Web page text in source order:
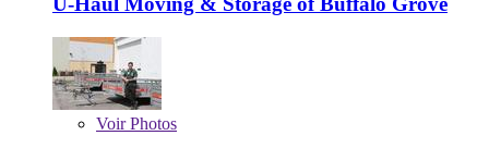
VoirPhotos